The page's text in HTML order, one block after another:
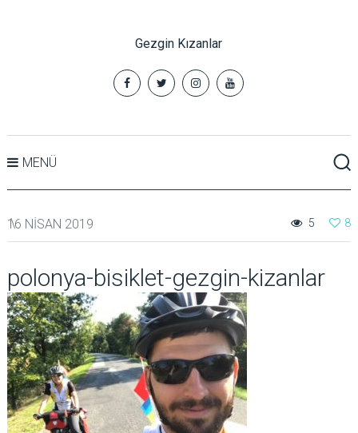
Gezgin Kızanlar
MENÜ
16 NISAN 2019 8
5
polonya-bisiklet-gezgin-kizanlar